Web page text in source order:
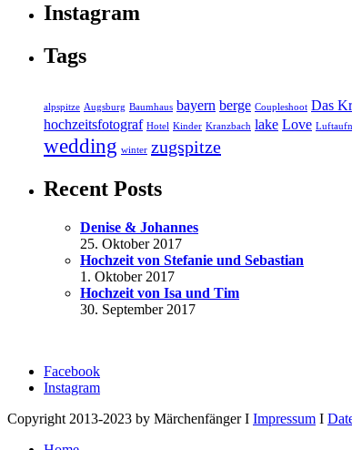
Instagram
Tags
alpspitze Augsburg Baumhaus bayern berge Coupleshoot Das
hochzeitsfotograf Hotel Kinder Kranzbach lake Love
wedding winter zugspitze
Recent Posts
Denise & Johannes
25. Oktober 2017
Hochzeit von Stefanie und Sebastian
1. Oktober 2017
Hochzeit von Isa und Tim
30. September 2017
Facebook
Instagram
Copyright 2013-2023 by Märchenfänger I Impressum I